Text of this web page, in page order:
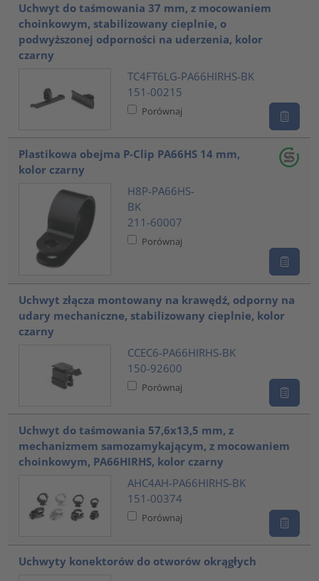
Uchwyt do taśmowania 37 mm, z mocowaniem
choinkowym, stabilizowany cieplnie, o
podwyższonej odporności na uderzenia, kolor
czarny
TC4FT6LG-PA66HIRHS-BK
151-00215
Porównaj
Plastikowa obejma P-Clip PA66HS 14 mm,
kolor czarny
H8P-PA66HS-
BK
211-60007
Porównaj
Uchwyt złącza montowany na krawędź, odporny na
udary mechaniczne, stabilizowany cieplnie, kolor
czarny
CCEC6-PA66HIRHS-BK
150-92600
Porównaj
Uchwyt do taśmowania 57,6x13,5 mm, z
mechanizmem samozamykającym, z mocowaniem
choinkowym, PA66HIRHS, kolor czarny
AHC4AH-PA66HIRHS-BK
151-00374
Porównaj
Uchwyty konektorów do otworów okrągłych